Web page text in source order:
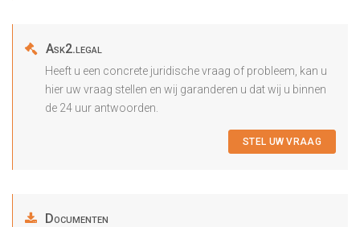
Ask2.legal
Heeft u een concrete juridische vraag of probleem, kan u
hier uw vraag stellen en wij garanderen u dat wij u binnen
de 24 uur antwoorden.
STEL UW VRAAG
Documenten